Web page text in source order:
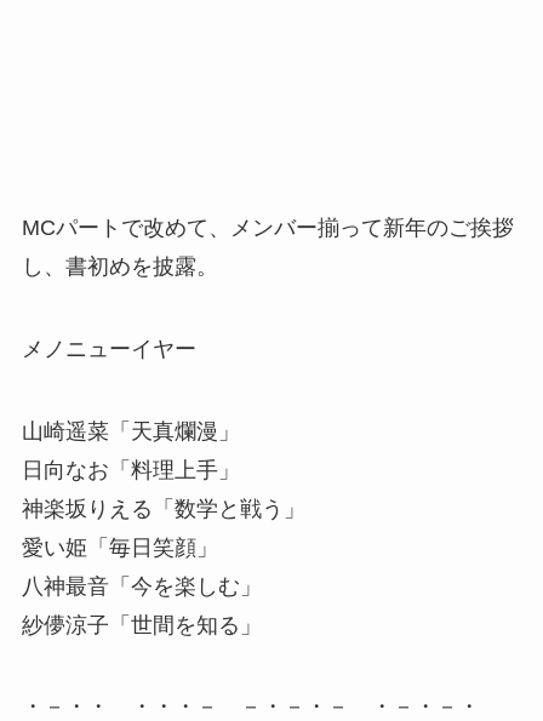
MCパートで改めて、メンバー揃って新年のご挨拶
し、書初めを披露。
メノニューイヤー
山崎遥菜「天真爛漫」
日向なお「料理上手」
神楽坂りえる「数学と戦う」
愛い姫「毎日笑顔」
八神最音「今を楽しむ」
紗儚涼子「世間を知る」
・－・・ ・・・－ －・－・－ ・－・－・